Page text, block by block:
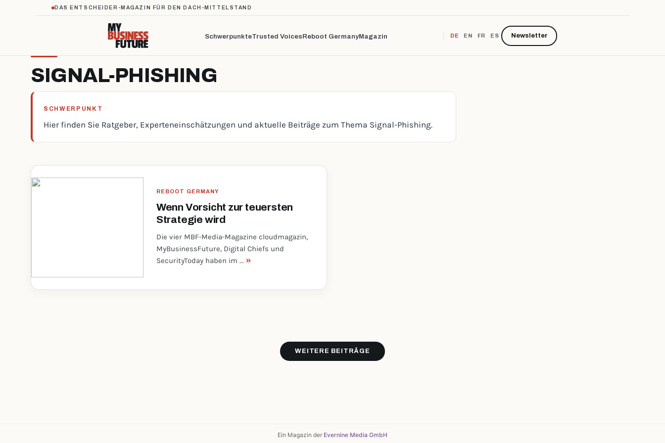
SIGNAL-PHISHING
SCHWERPUNKT
Hier finden Sie Ratgeber, Experteneinschätzungen und aktuelle Beiträge zum Thema Signal-Phishing.
REBOOT GERMANY
Wenn Vorsicht zur teuersten
Strategie wird
Die vier MBF-Media-Magazine cloudmagazin,
MyBusinessFuture, Digital Chiefs und
SecurityToday haben im ... »
WEITERE BEITRÄGE
Ein Magazin der Evernine Media GmbH
DAS ENTSCHEIDER-MAGAZIN FÜR DEN DACH-MITTELSTAND
SchwerpunkteTrusted VoicesReboot GermanyMagazin DE EN FR ES Newsletter